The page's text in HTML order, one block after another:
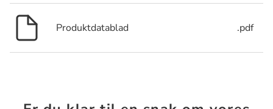
Produktdatablad .pdf